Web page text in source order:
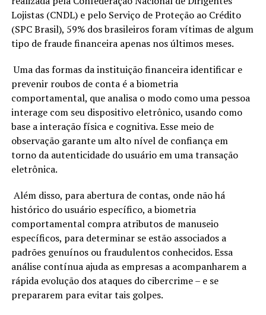
Lojistas (CNDL) e pelo Serviço de Proteção ao Crédito
(SPC Brasil), 59% dos brasileiros foram vítimas de algum
tipo de fraude financeira apenas nos últimos meses.
Uma das formas da instituição financeira identificar e
prevenir roubos de conta é a biometria
comportamental, que analisa o modo como uma pessoa
interage com seu dispositivo eletrônico, usando como
base a interação física e cognitiva. Esse meio de
observação garante um alto nível de confiança em
torno da autenticidade do usuário em uma transação
eletrônica.
Além disso, para abertura de contas, onde não há
histórico do usuário específico, a biometria
comportamental compra atributos de manuseio
específicos, para determinar se estão associados a
padrões genuínos ou fraudulentos conhecidos. Essa
análise contínua ajuda as empresas a acompanharem a
rápida evolução dos ataques do cibercrime – e se
prepararem para evitar tais golpes.